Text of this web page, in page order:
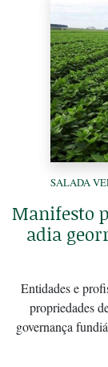
SALADA
Manifesto
adia
Entidades e
propriedades
governança